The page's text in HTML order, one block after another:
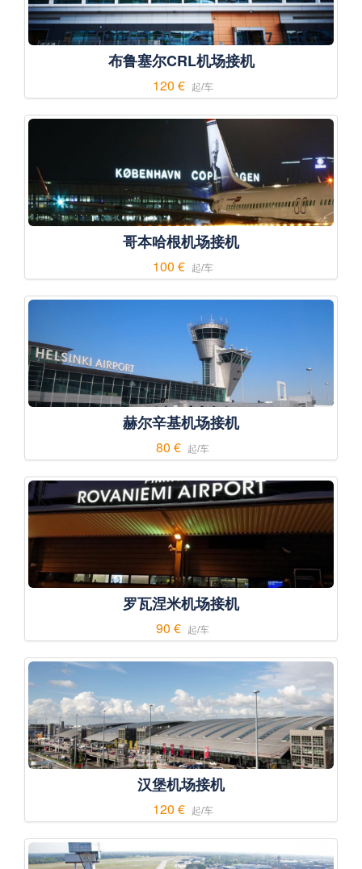
布鲁塞尔CRL机场接机
120 € 起/车
哥本哈根机场接机
100 € 起/车
赫尔辛基机场接机
80 € 起/车
罗瓦涅米机场接机
90 € 起/车
汉堡机场接机
120 € 起/车